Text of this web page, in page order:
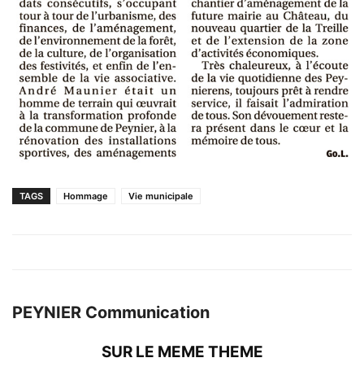
TAGS Hommage Vie municipale
PEYNIER Communication
SUR LE MEME THEME